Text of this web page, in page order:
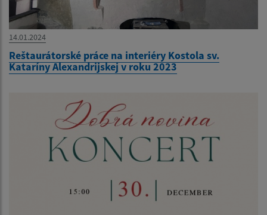
14.01.2024
Reštaurátorské práce na interiéry Kostola sv.
Kataríny Alexandrijskej v roku 2023